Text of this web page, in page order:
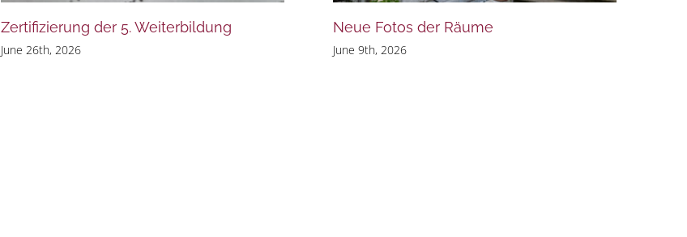
Zertifizierung der 5. Weiterbildung
June 26th, 2026
Neue Fotos der Räume
June 9th, 2026